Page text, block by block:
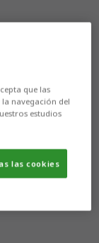
que las
navegación del
estudios
las cookies